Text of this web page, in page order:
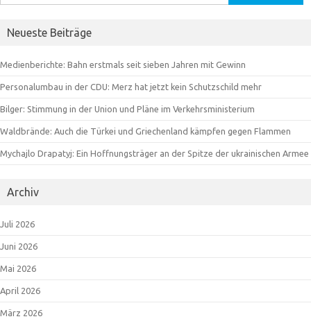
nach:
Neueste Beiträge
Medienberichte: Bahn erstmals seit sieben Jahren mit Gewinn
Personalumbau in der CDU: Merz hat jetzt kein Schutzschild mehr
Bilger: Stimmung in der Union und Pläne im Verkehrsministerium
Waldbrände: Auch die Türkei und Griechenland kämpfen gegen Flammen
Mychajlo Drapatyj: Ein Hoffnungsträger an der Spitze der ukrainischen Armee
Archiv
Juli 2026
Juni 2026
Mai 2026
April 2026
März 2026